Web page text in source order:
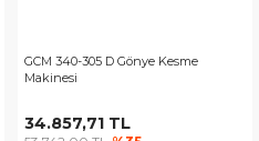
GCM 340-305 D Gönye Kesme
Makinesi
34.857,71 TL